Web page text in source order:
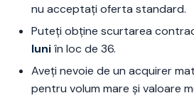
nu acceptați oferta standard.
Puteți obține scurtarea
luniîn loc de 36.
Aveți nevoie de un acquirer
pentru volum mare și valoare